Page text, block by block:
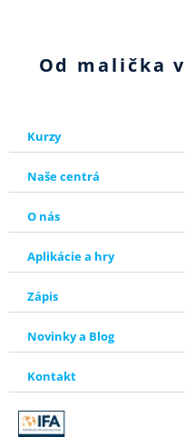
Od malička
Kurzy
Naše centrá
O nás
Aplikácie a hry
Zápis
Novinky a Blog
Kontakt